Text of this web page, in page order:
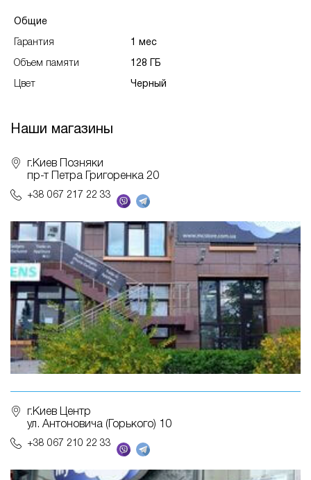
Общие
Гарантия 1 мес
Объем памяти 128 ГБ
Цвет Черный
Наши магазины
г.Киев Позняки
пр-т Петра Григоренка 20
+38 067 217 22 33
г.Киев Центр
ул. Антоновича (Горького) 10
+38 067 210 22 33